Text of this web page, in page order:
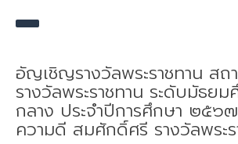
อัญเชิญรางวัลพระราชทาน สถ
รางวัลพระราชทาน ระดับมัธยม
กลาง ประจำปีการศึกษา ๒๕๖
ความดี สมศักดิ์ศรี รางวัลพระร